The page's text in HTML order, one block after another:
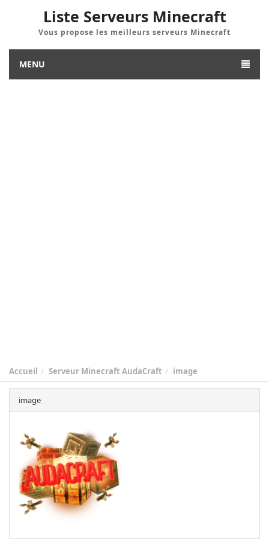
Liste Serveurs Minecraft
Vous propose les meilleurs serveurs Minecraft
MENU
Accueil Serveur Minecraft AudaCraft image
image